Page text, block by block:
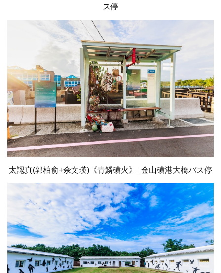
ス停
太認真(郭柏俞+佘文瑛)《青鱗磺火》_金山磺港大橋バス停